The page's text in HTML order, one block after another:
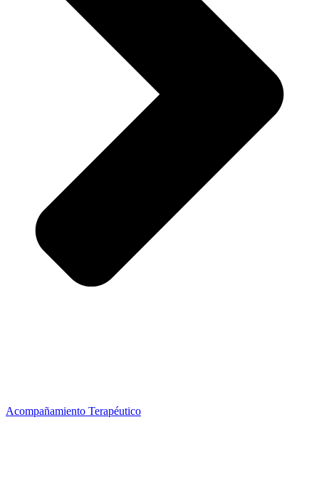
Acompañamiento Terapéutico